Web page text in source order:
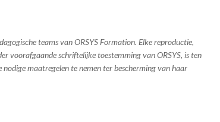
teams van ORSYS Formation. Elke reproductie,
voorafgaande schriftelijke toestemming van ORSYS, is ten
maatregelen te nemen ter bescherming van haar